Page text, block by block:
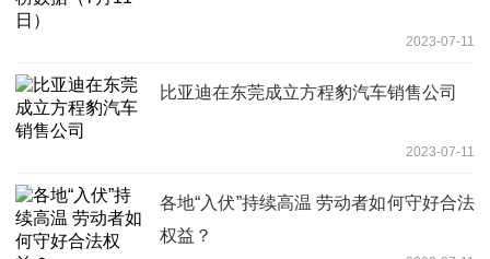
2023-07-11
比亚迪在东莞成立方程豹汽车销售公司
2023-07-11
各地“入伏”持续高温 劳动者如何守好合法
权益？